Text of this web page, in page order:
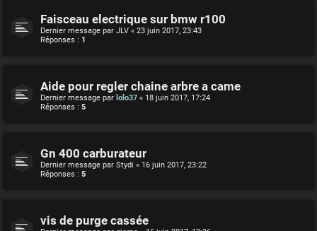
Faisceau electrique sur bmw r100
Dernier message par JLV « 23 juin 2017, 23:43
Réponses : 1
Aide pour regler chaine arbre a came
Dernier message par lolo37 « 18 juin 2017, 17:24
Réponses : 5
Gn 400 carburateur
Dernier message par Stydi « 16 juin 2017, 23:22
Réponses : 5
vis de purge cassée